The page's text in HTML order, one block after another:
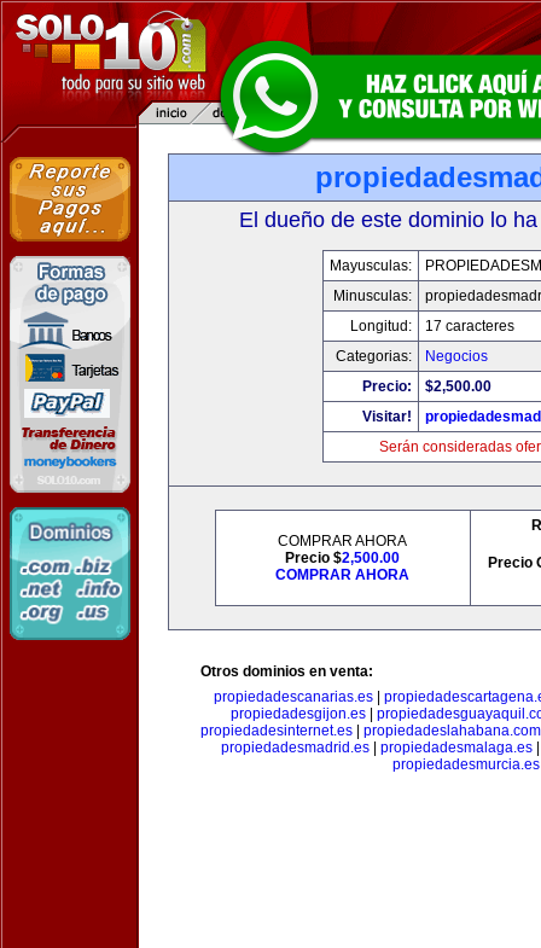
El dueño de este dominio lo
Mayusculas:
Minusculas:
Longitud:
17 caracteres
Categorias:
Negocios
Precio:
$2,500.00
Visitar!
Serán consideradas
COMPRAR AHORA
Precio $2,500.00
COMPRAR AHORA
Precio
Otros dominios en venta:
propiedadescanarias.es|
propiedadesgijon.es
propiedadesinternet.es
propiedadeslahabana.com
propiedadesmadrid.es
propiedadesmalaga.es
propiedadesmurcia.es